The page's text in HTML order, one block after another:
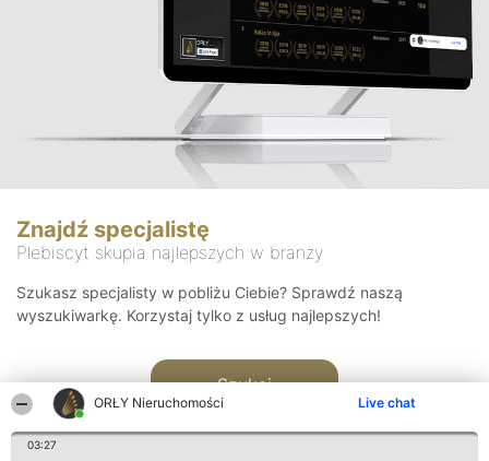
ORŁY Nieruchomości Live chat
03:27
Znajdź specjalistę
Plebiscyt skupia najlepszych w branży
Szukasz specjalisty w pobliżu Ciebie? Sprawdź naszą
wyszukiwarkę. Korzystaj tylko z usług najlepszych!
Szukaj